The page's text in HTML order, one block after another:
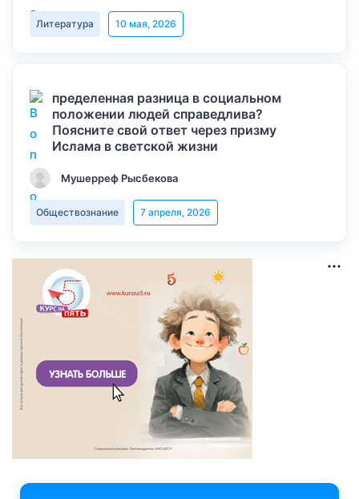
Литература 10 мая, 2026
пределенная разница в социальном
положении людей справедлива?
Поясните свой ответ через призму
Ислама в светской жизни
Мушерреф Рысбекова
Обществознание 7 апреля, 2026